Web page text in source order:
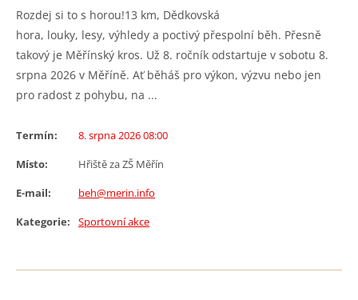
Rozdej si to s horou!13 km, Dědkovská
hora, louky, lesy, výhledy a poctivý přespolní běh. Přesně
takový je Měřínský kros. Už 8. ročník odstartuje v sobotu 8.
srpna 2026 v Měříně. Ať běháš pro výkon, výzvu nebo jen
pro radost z pohybu, na ...
Termín:
8. srpna 2026 08:00
Místo:
Hřiště za ZŠ Měřín
E-mail:
beh@merin.info
Kategorie:
Sportovní akce